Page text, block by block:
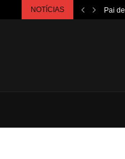
NOTÍCIAS Pai